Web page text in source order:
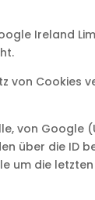
Ireland
von Cookies
von Google
über die ID
um die